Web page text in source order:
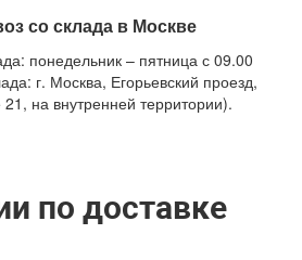
со склада в Москве
понедельник – пятница с 09.00
г. Москва, Егорьевский проезд,
на внутренней территории).
по доставке